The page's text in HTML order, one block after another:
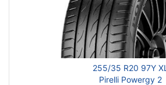
255/35 R20 97Y XL
Pirelli Powergy 2